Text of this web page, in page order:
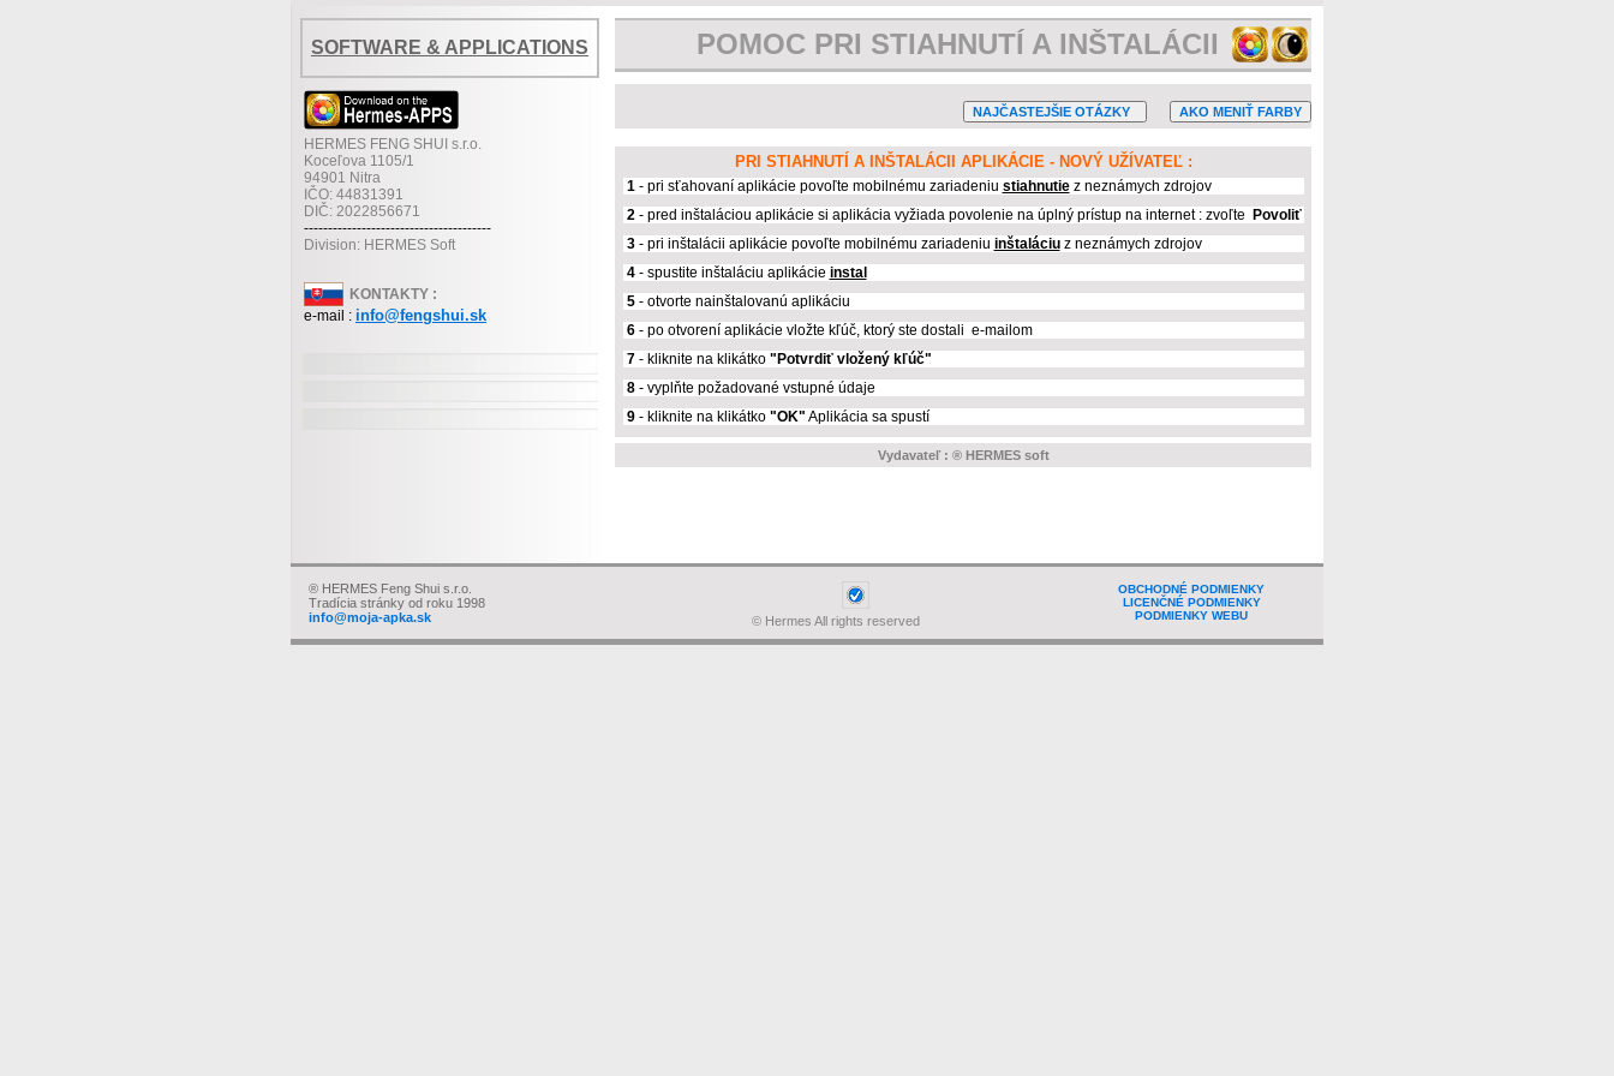
SOFTWARE & APPLICATIONS
HERMES FENG SHUI s.r.o.
Koceľova 1105/1
94901 Nitra
IČO: 44831391
DIČ: 2022856671
---------------------------------------
Division: HERMES Soft
KONTAKTY :
e-mail : info@fengshui.sk
POMOC PRI STIAHNUTÍ A INŠTALÁCII
PRI STIAHNUTÍ A INŠTALÁCII APLIKÁCIE - NOVÝ UŽÍVATEĽ :
1 - pri sťahovaní aplikácie povoľte mobilnému zariadeniu stiahnutiez neznámych zdrojov
2- pred inštaláciou aplikácie si aplikácia vyžiada povolenie na úplný prístup na internet : zvoľte
Povoliť
3- pri inštalácii aplikácie povoľte mobilnému zariadeniu inštaláciuz neznámych zdrojov
4 - spustite inštaláciu aplikácie instal
5 - otvorte nainštalovanú aplikáciu
6- po otvorení aplikácie vložte kľúč, ktorý ste dostali e-mailom
7- kliknite na klikátko "Potvrdiť vložený kľúč"
8- vyplňte požadované vstupné údaje
9- kliknite na klikátko "OK" Aplikácia sa spustí
Vydavateľ : ® HERMES soft
® HERMES Feng Shui s.r.o.
Tradícia stránky od roku 1998
info@moja-apka.sk
© Hermes All rights reserved
OBCHODNÉ PODMIENKY
LICENČNÉ PODMIENKY
PODMIENKY WEBU